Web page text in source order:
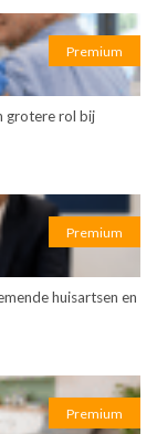
Premium
grotere rol bij
Premium
huisartsen en
Premium